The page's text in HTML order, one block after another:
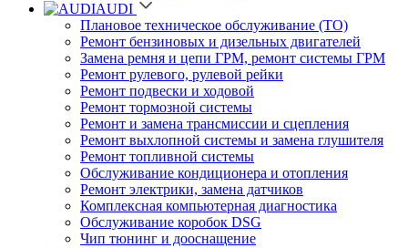
AUDI
Плановое техническое обслуживание (ТО)
Ремонт бензиновых и дизельных двигателей
Замена ремня и цепи ГРМ, ремонт системы ГРМ
Ремонт рулевого, рулевой рейки
Ремонт подвески и ходовой
Ремонт тормозной системы
Ремонт и замена трансмиссии и сцепления
Ремонт выхлопной системы и замена глушителя
Ремонт топливной системы
Обслуживание кондиционера и отопления
Ремонт электрики, замена датчиков
Комплексная компьютерная диагностика
Обслуживание коробок DSG
Чип тюнинг и дооснащение